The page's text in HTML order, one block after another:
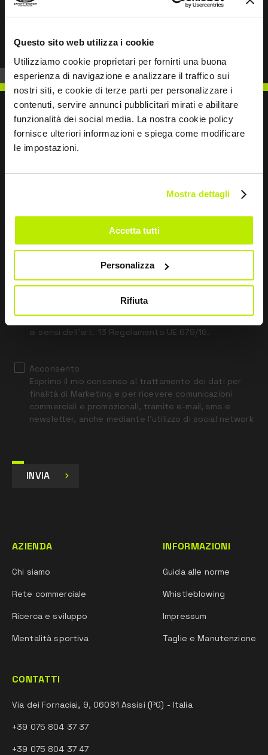
Questo sito web utilizza i cookie
Utilizziamo cookie proprietari per fornirti una buona
esperienza di navigazione e analizzare il traffico sui
nostri siti, e cookie di terze parti per personalizzare i
contenuti, servire annunci pubblicitari mirati e abilitare
funzionalità dei social media. La nostra cookie policy
fornisce ulteriori informazioni e spiega come modificare
le impostazioni.
Mostra dettagli
Accetta tutti
Personalizza
Rifiuta
Prev Next
Restiamo in contatto
Leave
field
*Ho letto l’Informativa Privacy
ai sensi dell’art. 13 Regolamento UE 679/16.
Acconsento
Esprimo il mio consenso al trattamento dei dati per
finalità di Marketing e per ricevere comunicazioni
commerciali e promozionali, tramite e-mail, sms e
newsletter, anche mediante l’utilizzo di social network
INVIA
AZIENDA
Chi siamo
Rete commerciale
Ricerca e sviluppo
Mentalità sportiva
INFORMAZIONI
Guida alle norme
Whistleblowing
Impressum
Taglie e Manutenzione
CONTATTI
Via dei Fornaciai, 9, 06081 Assisi (PG) - Italia
+39 075 804 37 37
+39 075 804 37 47